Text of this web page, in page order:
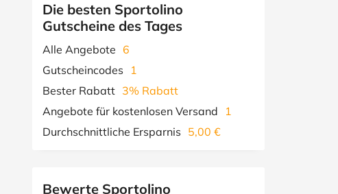
Die besten Sportolino
Gutscheine des Tages
Alle Angebote 6
Gutscheincodes
1
Bester Rabatt 3% Rabatt
Angebote für kostenlosen Versand
1
Durchschnittliche Ersparnis 5,00 €
Bewerte Sportolino